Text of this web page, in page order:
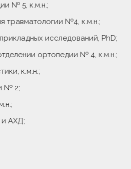
№ 5, к.м.н.;
травматологии №4, к.м.н.;
исследований, PhD;
ортопедии № 4, к.м.н.;
к.м.н.;
№ 2;
и АХД;